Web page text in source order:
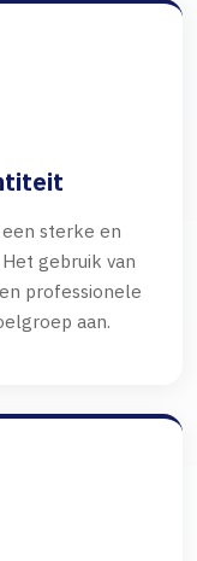
sterke en
gebruik van
professionele
aan.